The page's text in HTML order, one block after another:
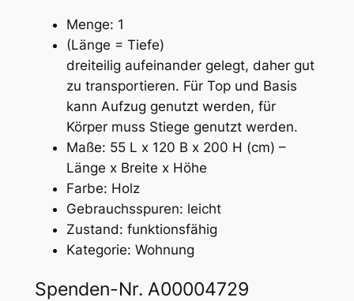
Menge: 1
(Länge = Tiefe)
dreiteilig aufeinander gelegt, daher gut
zu transportieren. Für Top und Basis
kann Aufzug genutzt werden, für
Körper muss Stiege genutzt werden.
Maße: 55 L x 120 B x 200 H (cm) –
Länge x Breite x Höhe
Farbe: Holz
Gebrauchsspuren: leicht
Zustand: funktionsfähig
Kategorie: Wohnung
Spenden-Nr. A00004729